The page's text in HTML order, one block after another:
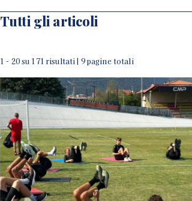
Tutti gli articoli
1 - 20 su 171 risultati | 9 pagine totali